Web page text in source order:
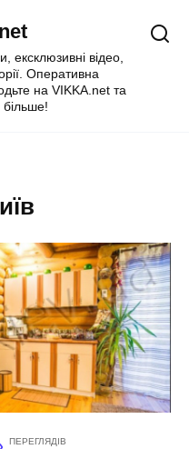
ексклюзивні відео,
Оперативна
на VIKKA.net та
більше!
ПЕРЕГЛЯДІВ